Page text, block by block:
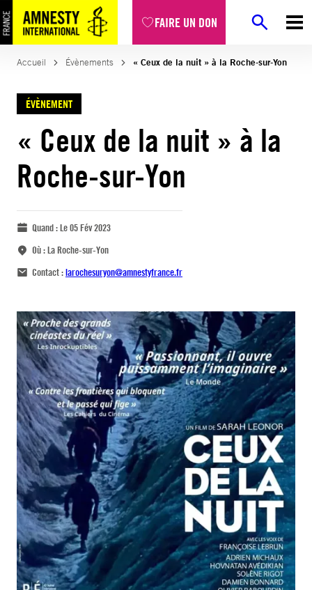
FAIRE UN DON
Accueil Évènements « Ceux de la nuit » à la Roche-sur-Yon
ÉVÈNEMENT
« Ceux de la nuit » à la
Roche-sur-Yon
Quand :Le 05 Fév 2023
Où :La Roche-sur-Yon
Contact :larochesuryon@amnestyfrance.fr